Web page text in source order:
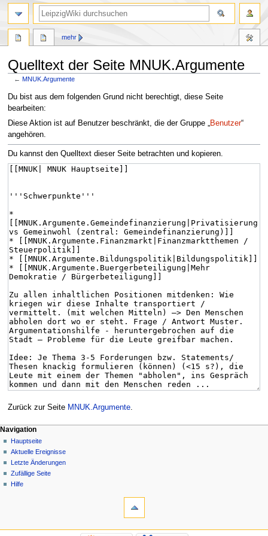
Quelltext der Seite MNUK.Argumente
←MNUK.Argumente
Zur
Navigation
springen
Zur
Suche
springen
Du bist aus dem folgenden Grund nicht berechtigt, diese Seite
bearbeiten:
Diese Aktion ist auf Benutzer beschränkt, die der Gruppe „Benutzer“
angehören.
Du kannst den Quelltext dieser Seite betrachten und kopieren.
Zurück zur Seite MNUK.Argumente.
mehr
Navigation
Hauptseite
Aktuelle Ereignisse
Letzte Änderungen
Zufällige Seite
Hilfe